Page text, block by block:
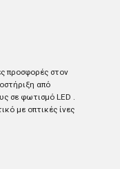
προσφορές στον
από
σε φωτισμό LED .
με οπτικές ίνες